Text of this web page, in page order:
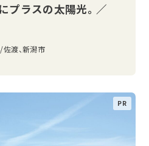
プラスの太陽光。 ／
/佐渡、新潟市